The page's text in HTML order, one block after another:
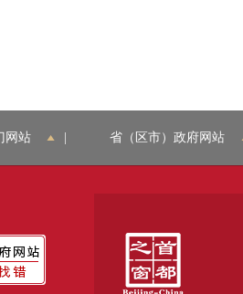
网站 省（区市）政府网站